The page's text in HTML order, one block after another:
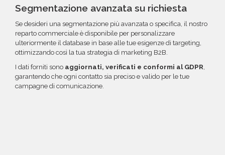
Segmentazione avanzata su richiesta
Se desideri una segmentazione più avanzata o specifica, il nostro
reparto commerciale è disponibile per personalizzare
ulteriormente il database in base alle tue esigenze di targeting,
ottimizzando così la tua strategia di marketing B2B.
I dati forniti sono aggiornati, verificati e conformi al GDPR
garantendo che ogni contatto sia preciso e valido per le tue
campagne di comunicazione.